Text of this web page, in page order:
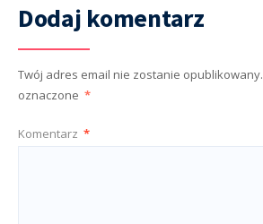
Dodaj komentarz
Twój adres email nie zostanie opublikowany.
oznaczone *
Komentarz *